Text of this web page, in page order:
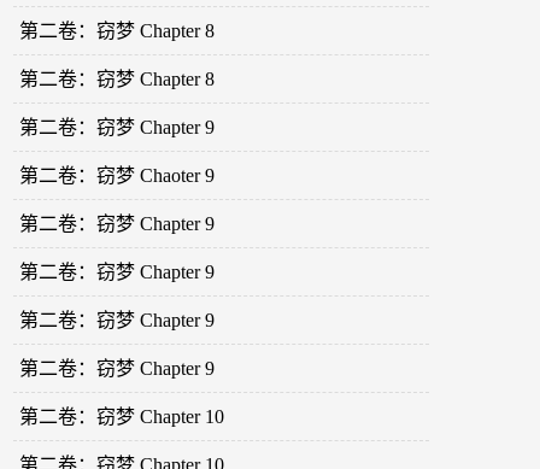
第二卷：窃梦 Chapter 8
第二卷：窃梦 Chapter 8
第二卷：窃梦 Chapter 9
第二卷：窃梦 Chaoter 9
第二卷：窃梦 Chapter 9
第二卷：窃梦 Chapter 9
第二卷：窃梦 Chapter 9
第二卷：窃梦 Chapter 9
第二卷：窃梦 Chapter 10